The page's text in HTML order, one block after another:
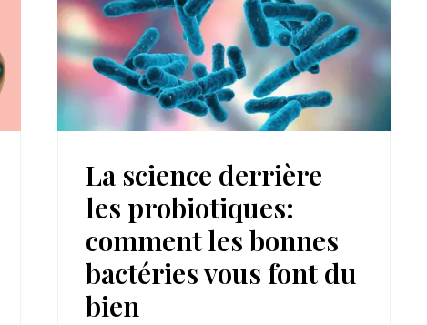
La science derrière
les probiotiques:
comment les bonnes
bactéries vous font du
bien